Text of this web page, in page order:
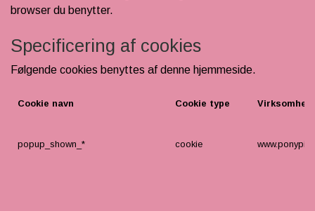
browser du benytter.
Specificering af cookies
Følgende cookies benyttes af denne hjemmeside.
Cookie navn Cookie type Virksomhed
popup_shown_* cookie